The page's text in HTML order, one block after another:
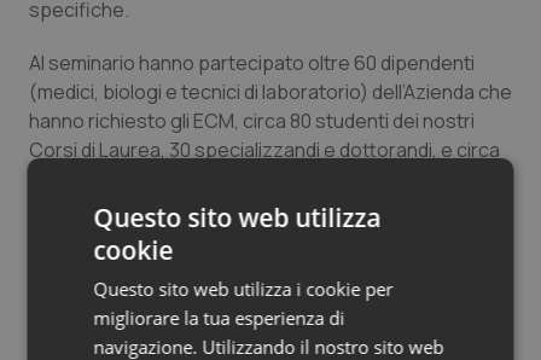
Sangue & coagulazione
Tiroide
Tumore al seno
Tumore ovarico
Tumori del Polmone & Testa Collo
specifiche.
Al seminario hanno partecipato oltre 60 dipendenti
(medici, biologi e tecnici di laboratorio) dell’Azienda che
hanno richiesto gli ECM, circa 80 studenti dei nostri
Corsi di Laurea, 30 specializzandi e dottorandi, e circa
15 Aprile 2015
© Riproduzione riservata
Questo sito web utilizza
cookie
Questo sito web utilizza i cookie per
migliorare la tua esperienza di
navigazione. Utilizzando il nostro sito web